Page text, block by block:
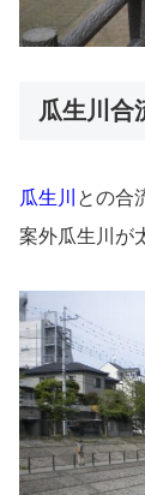
瓜生川合
瓜生川
との合
案外瓜生川が